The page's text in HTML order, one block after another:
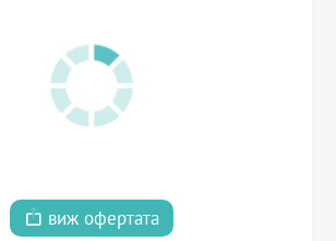
виж офертата